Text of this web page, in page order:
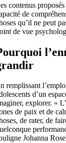
contenus
de
qu’il ne peut
de vue
remplissant
d’un
explorer. «
de paix et de
de rater, de
Johanna